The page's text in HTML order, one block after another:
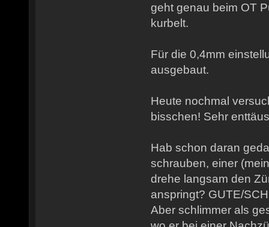
geht genau beim OT
kurbelt.
Für die 0,4mm
ausgebaut.
Heute nochmal
bisschen! Sehr
Hab schon daran
schrauben, einer
drehe langsam den
anspringt? GUTE/
Aber schlimmer als